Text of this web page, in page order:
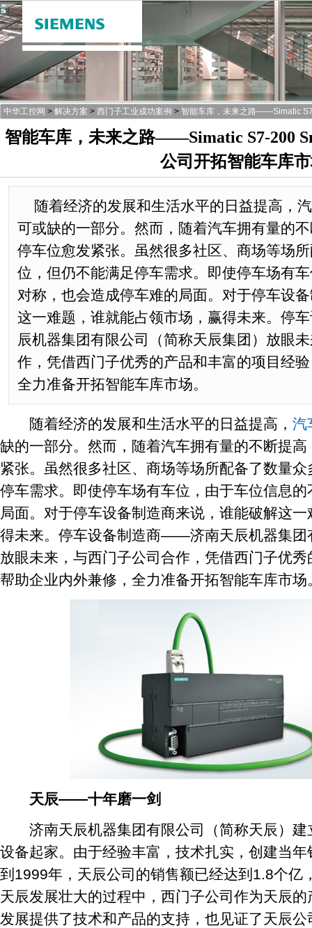
中华工控网 > 解决方案 > 西门子工业成功案例 > 智能车库，未来之路——Simatic
智能车库，未来之路——Simatic S7-200
公司开拓智能车库
随着经济的发展和生活水平的日益提高，
可或缺的一部分。然而，随着汽车拥有量的
停车位愈发紧张。虽然很多社区、商场等场
位，但仍不能满足停车需求。即使停车场有
对称，也会造成停车难的局面。对于停车设
这一难题，谁就能占领市场，赢得未来。停
辰机器集团有限公司（简称天辰集团）放眼
作，凭借西门子优秀的产品和丰富的项目经
全力准备开拓智能车库市场。
随着经济的发展和生活水平的日益提高， 汽
缺的一部分。然而，随着汽车拥有量的不断提
紧张。虽然很多社区、商场等场所配备了数量
停车需求。即使停车场有车位，由于车位信息
局面。对于停车设备制造商来说，谁能破解这
得未来。停车设备制造商——济南天辰机器集团
放眼未来，与西门子公司合作，凭借西门子优
帮助企业内外兼修，全力准备开拓智能车库市场
天辰——十年磨一剑
济南天辰机器集团有限公司（简称天辰）建
设备起家。由于经验丰富，技术扎实，创建当
到1999年，天辰公司的销售额已经达到1.8个亿
天辰发展壮大的过程中，西门子公司作为天辰
发展提供了技术和产品的支持，也见证了天辰